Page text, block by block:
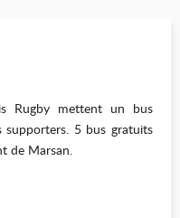
Rugby mettent un bus
supporters. 5 bus gratuits
de Marsan.